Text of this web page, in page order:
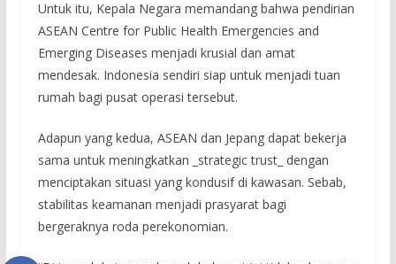
Untuk itu, Kepala Negara memandang bahwa pendirian
ASEAN Centre for Public Health Emergencies and
Emerging Diseases menjadi krusial dan amat
mendesak. Indonesia sendiri siap untuk menjadi tuan
rumah bagi pusat operasi tersebut.
Adapun yang kedua, ASEAN dan Jepang dapat bekerja
sama untuk meningkatkan _strategic trust_ dengan
menciptakan situasi yang kondusif di kawasan. Sebab,
stabilitas keamanan menjadi prasyarat bagi
bergeraknya roda perekonomian.